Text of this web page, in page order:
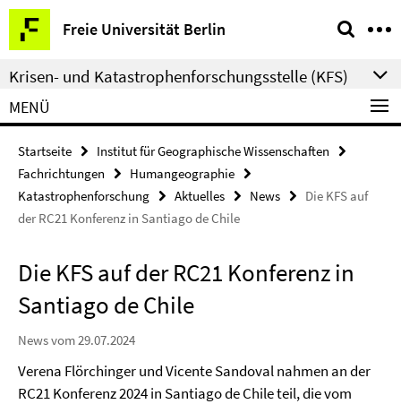
Springe
direkt
zu
Inhalt
Freie Universität Berlin
Service-
Navigation
Krisen- und Katastrophenforschungsstelle (KFS)
MENÜ
Startseite
Institut für Geographische Wissenschaften
Fachrichtungen
Humangeographie
Katastrophenforschung
Aktuelles News
Die KFS auf
der RC21 Konferenz in Santiago de Chile
Die KFS auf der RC21 Konferenz in
Santiago de Chile
News vom 29.07.2024
Verena Flörchinger und Vicente Sandoval nahmen an der
RC21 Konferenz 2024 in Santiago de Chile teil, die vom